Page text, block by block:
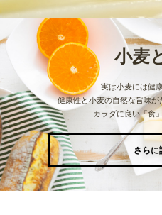
小麦
実は小麦には健
健康性と小麦の自然な旨味
カラダに良い「食
さらに